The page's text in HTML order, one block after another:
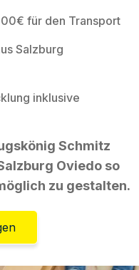
für den Transport
Salzburg
inklusive
Schmitz
Oviedo so
zu gestalten.